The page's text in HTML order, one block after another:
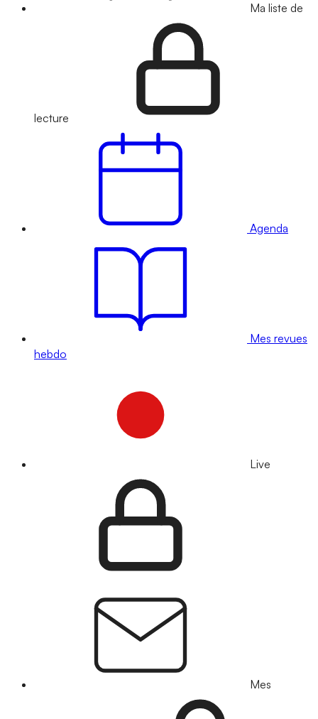
Ma liste de
lecture
Agenda
Mes revues
hebdo
Live
Mes